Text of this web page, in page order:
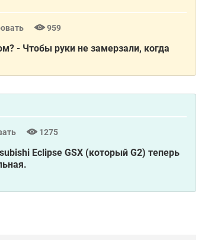
959
- Чтобы руки не замерзали, когда
1275
Eclipse GSX (который G2) теперь